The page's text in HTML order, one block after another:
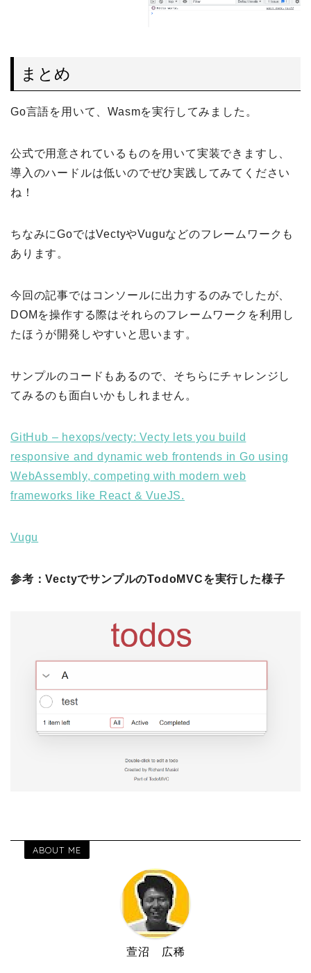
まとめ
Go言語を用いて、Wasmを実行してみました。
公式で用意されているものを用いて実装できますし、
導入のハードルは低いのでぜひ実践してみてください
ね！
ちなみにGoではVectyやVuguなどのフレームワークも
あります。
今回の記事ではコンソールに出力するのみでしたが、
DOMを操作する際はそれらのフレームワークを利用し
たほうが開発しやすいと思います。
サンプルのコードもあるので、そちらにチャレンジし
てみるのも面白いかもしれません。
GitHub – hexops/vecty: Vecty lets you build
responsive and dynamic web frontends in Go using
WebAssembly, competing with modern web
frameworks like React & VueJS.
Vugu
参考：VectyでサンプルのTodoMVCを実行した様子
ABOUT ME
萱沼 広稀